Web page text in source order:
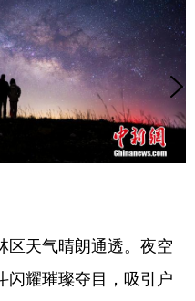
天气晴朗通透。夜空
闪耀璀璨夺目，吸引户